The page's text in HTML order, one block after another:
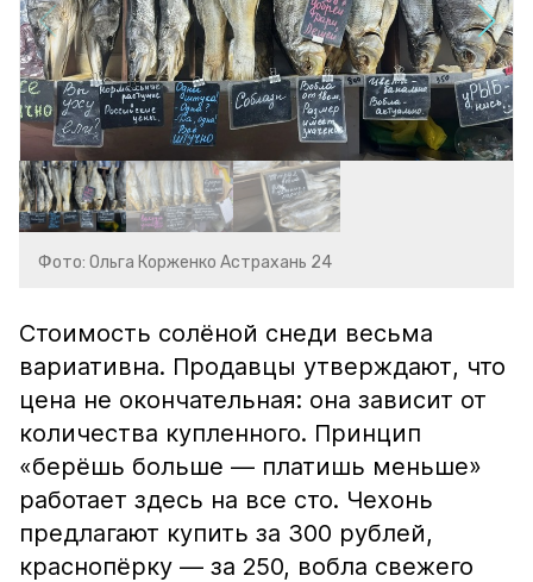
Фото: Ольга Корженко Астрахань 24
Стоимость солёной снеди весьма
вариативна. Продавцы утверждают, что
цена не окончательная: она зависит от
количества купленного. Принцип
«берёшь больше — платишь меньше»
работает здесь на все сто. Чехонь
предлагают купить за 300 рублей,
краснопёрку — за 250, вобла свежего